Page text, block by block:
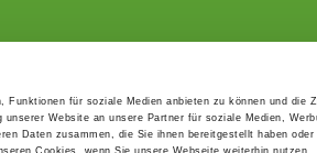
Funktionen für soziale Medien anbieten zu können und die
Website an unsere Partner für soziale Medien,
Daten zusammen, die Sie ihnen bereitgestellt haben
Supra-regional events VDH/FCI
Events calender
Forms,
directories